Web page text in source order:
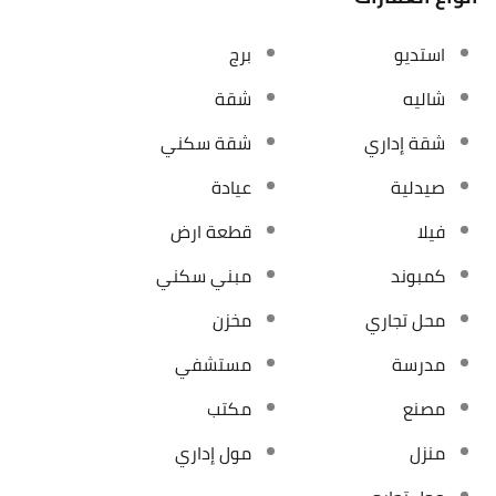
استديو
برج
شاليه
شقة
شقة إداري
شقة سكني
صيدلية
عيادة
فيلا
قطعة ارض
كمبوند
مبني سكني
محل تجاري
مخزن
مدرسة
مستشفي
مصنع
مكتب
منزل
مول إداري